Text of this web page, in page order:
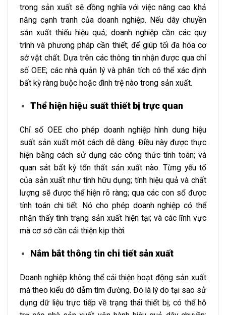
trong sản xuất sẽ đồng nghĩa với việc nâng cao khả
năng cạnh tranh của doanh nghiệp. Nếu dây chuyền
sản xuất thiếu hiệu quả; doanh nghiệp cần các quy
trình và phương pháp cần thiết; để giúp tối đa hóa cơ
sở vật chất. Dựa trên các thông tin nhận được qua chỉ
số OEE; các nhà quản lý và phân tích có thể xác định
bất kỳ ràng buộc hoặc đình trệ nào trong sản xuất.
Thể hiện hiệu suất thiết bị trực quan
Chỉ số OEE cho phép doanh nghiệp hình dung hiệu
suất sản xuất một cách dễ dàng. Điều này được thực
hiện bằng cách sử dụng các công thức tính toán; và
quan sát bất kỳ tổn thất sản xuất nào. Từng yếu tố
của sản xuất như tính hữu dụng; tính hiệu quả và chất
lượng sẽ được thể hiện rõ ràng; qua các con sổ được
tính toán chi tiết. Nó cho phép doanh nghiệp có thể
nhận thấy tình trạng sản xuất hiện tại; và các lĩnh vực
mà cơ sở cần cải thiện kịp thời.
Nắm bắt thông tin chi tiết sản xuất
Doanh nghiệp không thể cải thiện hoạt động sản xuất
mà theo kiểu dò dẫm tìm đường. Đó là lý do tại sao sử
dụng dữ liệu trực tiếp về trạng thái thiết bị; có thể hỗ